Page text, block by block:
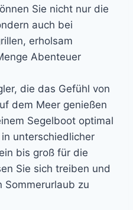
Sie nicht nur die
auch bei
erholsam
Abenteuer
die das Gefühl von
dem Meer genießen
Segelboot optimal
unterschiedlicher
bis groß für die
Sie sich treiben und
Sommerurlaub zu